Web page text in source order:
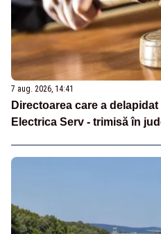
7 aug. 2026, 14:41
Directoarea care a
Electrica Serv - trimisă în